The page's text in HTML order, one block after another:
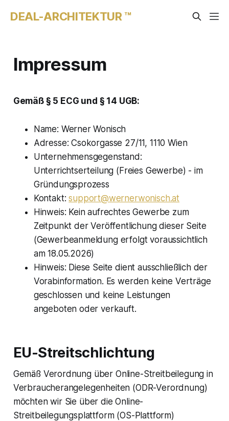
DEAL-ARCHITEKTUR ™
Impressum
Gemäß § 5 ECG und § 14 UGB:
Name: Werner Wonisch
Adresse: Csokorgasse 27/11, 1110 Wien
Unternehmensgegenstand:
Unterrichtserteilung (Freies Gewerbe) - im
Gründungsprozess
Kontakt:support@wernerwonisch.at
Hinweis: Kein aufrechtes Gewerbe zum
Zeitpunkt der Veröffentlichung dieser Seite
(Gewerbeanmeldung erfolgt voraussichtlich
am 18.05.2026)
Hinweis: Diese Seite dient ausschließlich der
Vorabinformation. Es werden keine Verträge
geschlossen und keine Leistungen
angeboten oder verkauft.
EU-Streitschlichtung
Gemäß Verordnung über Online-Streitbeilegung in
Verbraucherangelegenheiten (ODR-Verordnung)
möchten wir Sie über die Online-
Streitbeilegungsplattform (OS-Plattform)